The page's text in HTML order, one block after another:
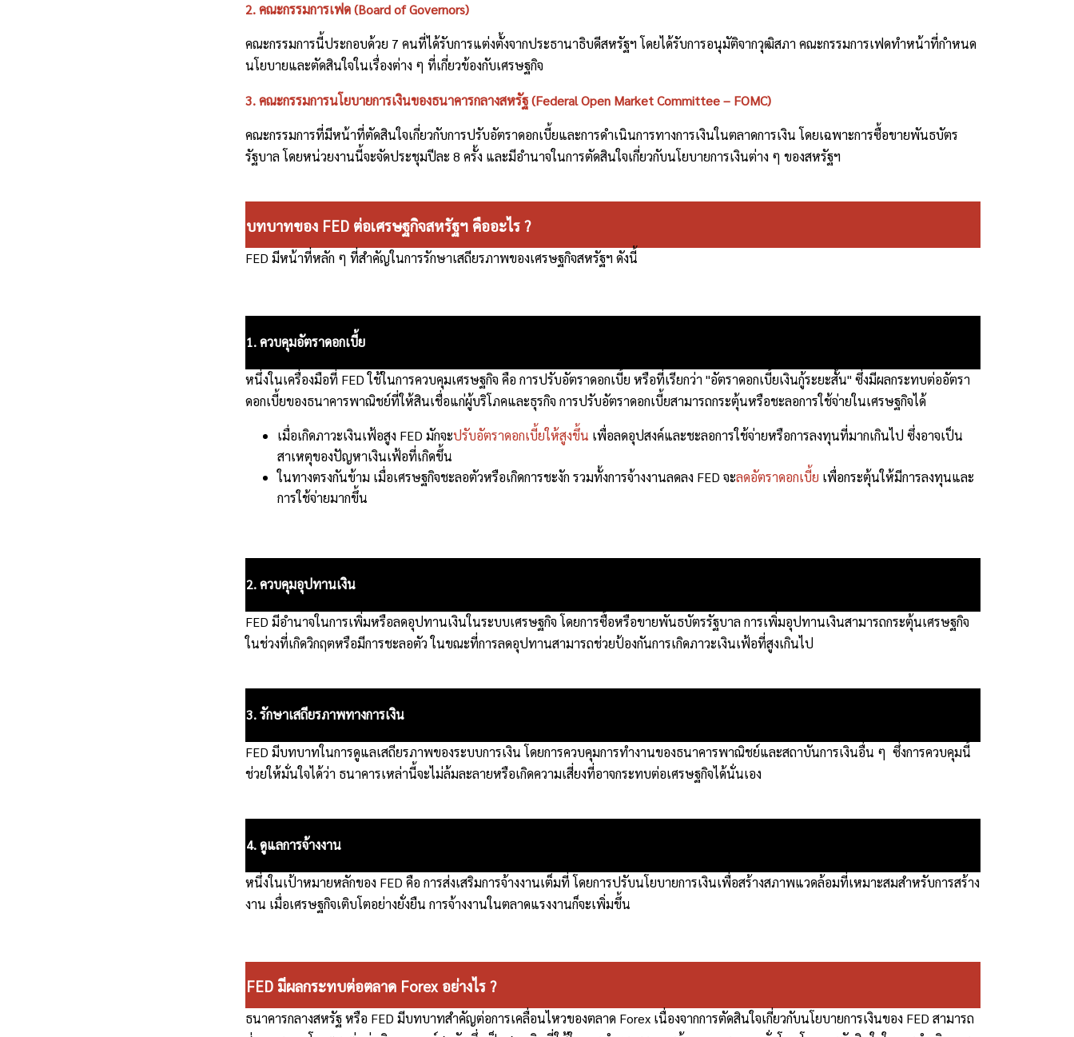
2. คณะกรรมการเฟด (Board of Governors)
คณะกรรมการนี้ประกอบด้วย 7 คนที่ได้รับการแต่งตั้งจากประธานาธิบดีสหรัฐฯ โดยได้รับการอนุมัติจากวุฒิสภา คณะกรรมการเฟดทำหน้าที่กำหนด
นโยบายและตัดสินใจในเรื่องต่าง ๆ ที่เกี่ยวข้องกับเศรษฐกิจ
3. คณะกรรมการนโยบายการเงินของธนาคารกลางสหรัฐ (Federal Open Market Committee – FOMC)
คณะกรรมการที่มีหน้าที่ตัดสินใจเกี่ยวกับการปรับอัตราดอกเบี้ยและการดำเนินการทางการเงินในตลาดการเงิน โดยเฉพาะการซื้อขายพันธบัตร
รัฐบาล โดยหน่วยงานนี้จะจัดประชุมปีละ 8 ครั้ง และมีอำนาจในการตัดสินใจเกี่ยวกับนโยบายการเงินต่าง ๆ ของสหรัฐฯ
บทบาทของ FED ต่อเศรษฐกิจสหรัฐฯ คืออะไร ?
FED มีหน้าที่หลัก ๆ ที่สำคัญในการรักษาเสถียรภาพของเศรษฐกิจสหรัฐฯ ดังนี้
1. ควบคุมอัตราดอกเบี้ย
หนึ่งในเครื่องมือที่ FED ใช้ในการควบคุมเศรษฐกิจ คือ การปรับอัตราดอกเบี้ย หรือที่เรียกว่า "อัตราดอกเบี้ยเงินกู้ระยะสั้น" ซึ่งมีผลกระทบต่ออัตรา
ดอกเบี้ยของธนาคารพาณิชย์ที่ให้สินเชื่อแก่ผู้บริโภคและธุรกิจ การปรับอัตราดอกเบี้ยสามารถกระตุ้นหรือชะลอการใช้จ่ายในเศรษฐกิจได้
เมื่อเกิดภาวะเงินเฟ้อสูง FED มักจะปรับอัตราดอกเบี้ยให้สูงขึ้น เพื่อลดอุปสงค์และชะลอการใช้จ่ายหรือการลงทุนที่มากเกินไป ซึ่งอาจเป็น
สาเหตุของปัญหาเงินเฟ้อที่เกิดขึ้น
ในทางตรงกันข้าม เมื่อเศรษฐกิจชะลอตัวหรือเกิดการชะงัก รวมทั้งการจ้างงานลดลง FED จะลดอัตราดอกเบี้ย เพื่อกระตุ้นให้มีการลงทุนและ
การใช้จ่ายมากขึ้น
2. ควบคุมอุปทานเงิน
FED มีอำนาจในการเพิ่มหรือลดอุปทานเงินในระบบเศรษฐกิจ โดยการซื้อหรือขายพันธบัตรรัฐบาล การเพิ่มอุปทานเงินสามารถกระตุ้นเศรษฐกิจ
ในช่วงที่เกิดวิกฤตหรือมีการชะลอตัว ในขณะที่การลดอุปทานสามารถช่วยป้องกันการเกิดภาวะเงินเฟ้อที่สูงเกินไป
3. รักษาเสถียรภาพทางการเงิน
FED มีบทบาทในการดูแลเสถียรภาพของระบบการเงิน โดยการควบคุมการทำงานของธนาคารพาณิชย์และสถาบันการเงินอื่น ๆ ซึ่งการควบคุมนี้
ช่วยให้มั่นใจได้ว่า ธนาคารเหล่านี้จะไม่ล้มละลายหรือเกิดความเสี่ยงที่อาจกระทบต่อเศรษฐกิจได้นั่นเอง
4. ดูแลการจ้างงาน
หนึ่งในเป้าหมายหลักของ FED คือ การส่งเสริมการจ้างงานเต็มที่ โดยการปรับนโยบายการเงินเพื่อสร้างสภาพแวดล้อมที่เหมาะสมสำหรับการสร้าง
งาน เมื่อเศรษฐกิจเติบโตอย่างยั่งยืน การจ้างงานในตลาดแรงงานก็จะเพิ่มขึ้น
FED มีผลกระทบต่อตลาด Forex อย่างไร ?
ธนาคารกลางสหรัฐ หรือ FED มีบทบาทสำคัญต่อการเคลื่อนไหวของตลาด Forex เนื่องจากการตัดสินใจเกี่ยวกับนโยบายการเงินของ FED สามารถ